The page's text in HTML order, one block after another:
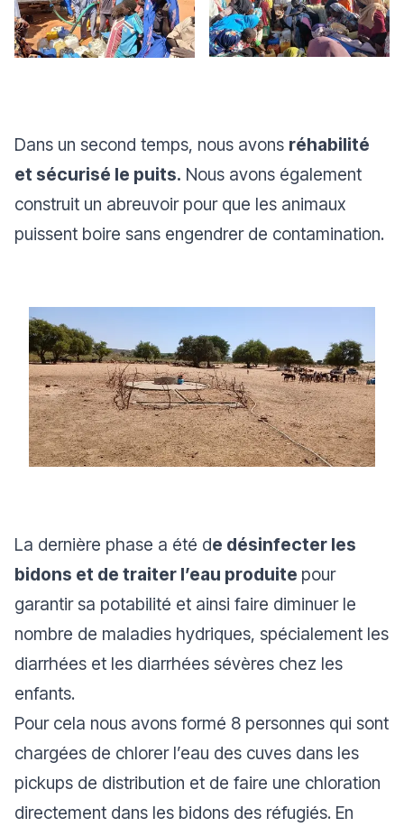
Dans un second temps, nous avons réhabilité
et sécurisé le puits. Nous avons également
construit un abreuvoir pour que les animaux
puissent boire sans engendrer de contamination.
La dernière phase a été de désinfecter les
bidons et de traiter l’eau produite pour
garantir sa potabilité et ainsi faire diminuer le
nombre de maladies hydriques, spécialement les
diarrhées et les diarrhées sévères chez les
enfants.
Pour cela nous avons formé 8 personnes qui sont
chargées de chlorer l’eau des cuves dans les
pickups de distribution et de faire une chloration
directement dans les bidons des réfugiés. En